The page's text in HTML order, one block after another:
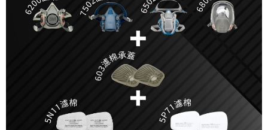
新竹物流(大件商品、貨量較大)
每筆NT$200，滿NT$5,000(含以上)免運費